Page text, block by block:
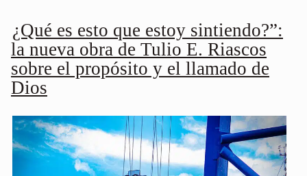
¿Qué es esto que estoy sintiendo?”:
la nueva obra de Tulio E. Riascos
sobre el propósito y el llamado de
Dios